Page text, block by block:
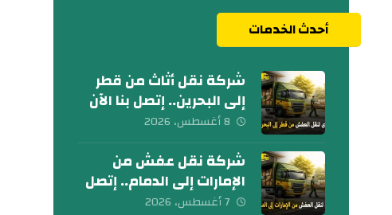
أحدث الخدمات
شركة نقل أثاث من قطر
إلى البحرين.. إتصل بنا الآن
8 أغسطس، 2026
شركة نقل عفش من
الإمارات إلى الدمام.. إتصل
الآن
7 أغسطس، 2026